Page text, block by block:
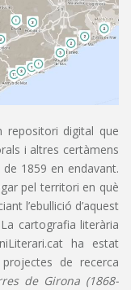
repositori digital que
i altres certàmens
1859 en endavant.
pel territori en què
l’ebullició d’aquest
cartografia literària
ha estat
de recerca
de Girona (1868-